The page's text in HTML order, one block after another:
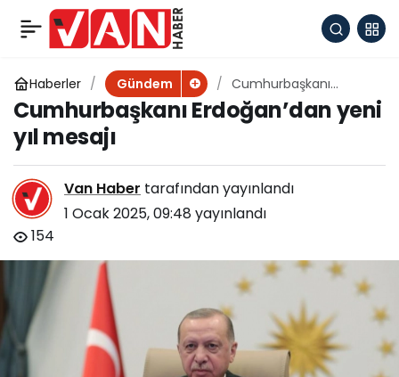
Haberler Gündem
Cumhurbaşkanı
Erdoğan’dan yeni yıl
mesajı
Cumhurbaşkanı Erdoğan’dan yeni
yıl mesajı
Van Haber tarafından yayınlandı
1 Ocak 2025, 09:48 yayınlandı
154
Tarım Kredi’den 50
milyon dolarlık zirai
ilaç yatırımı
Paylaş